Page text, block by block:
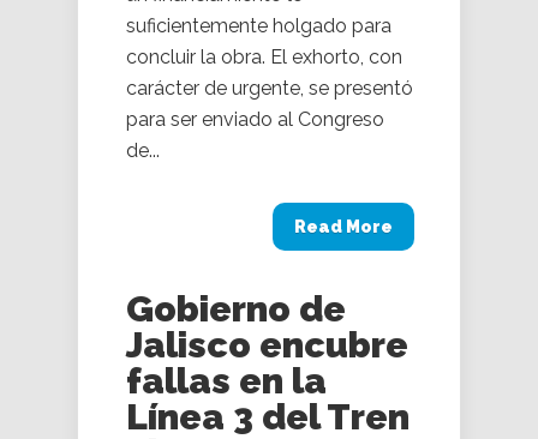
suficientemente holgado para
concluir la obra. El exhorto, con
carácter de urgente, se presentó
para ser enviado al Congreso
de...
Read More
Gobierno de
Jalisco encubre
fallas en la
Línea 3 del Tren